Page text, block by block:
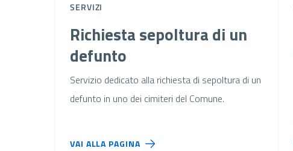
SERVIZI
Richiesta sepoltura di un
defunto
Servizio dedicato alla richiesta di sepoltura di un
defunto in uno dei cimiteri del Comune.
VAI ALLA PAGINA